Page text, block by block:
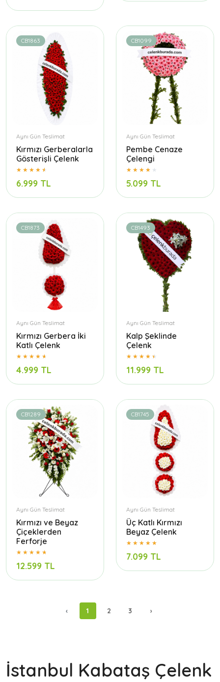
CB1863
Aynı Gün Teslimat
Kırmızı Gerberalarla
Gösterişli Çelenk
6.999 TL
CB1099
Aynı Gün Teslimat
Pembe Cenaze
Çelengi
5.099 TL
CB1873
Aynı Gün Teslimat
Kırmızı Gerbera İki
Katlı Çelenk
4.999 TL
CB1493
Aynı Gün Teslimat
Kalp Şeklinde
Çelenk
11.999 TL
CB1289
Aynı Gün Teslimat
Kırmızı ve Beyaz
Çiçeklerden
Ferforje
12.599 TL
CB1745
Aynı Gün Teslimat
Üç Katlı Kırmızı
Beyaz Çelenk
7.099 TL
‹ 1 2 3 ›
İstanbul Kabataş Çelenk